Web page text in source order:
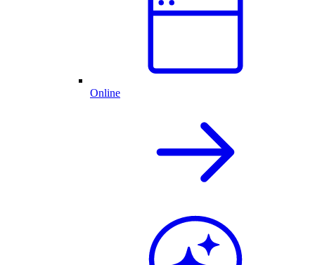
Online